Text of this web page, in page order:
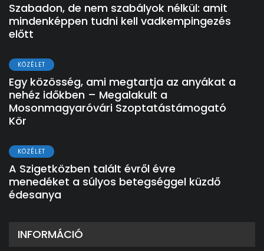
Szabadon, de nem szabályok nélkül: amit
mindenképpen tudni kell vadkempingezés
előtt
KÖZÉLET
Egy közösség, ami megtartja az anyákat a
nehéz időkben – Megalakult a
Mosonmagyaróvári Szoptatástámogató
Kör
KÖZÉLET
A Szigetközben talált évről évre
menedéket a súlyos betegséggel küzdő
édesanya
INFORMÁCIÓ